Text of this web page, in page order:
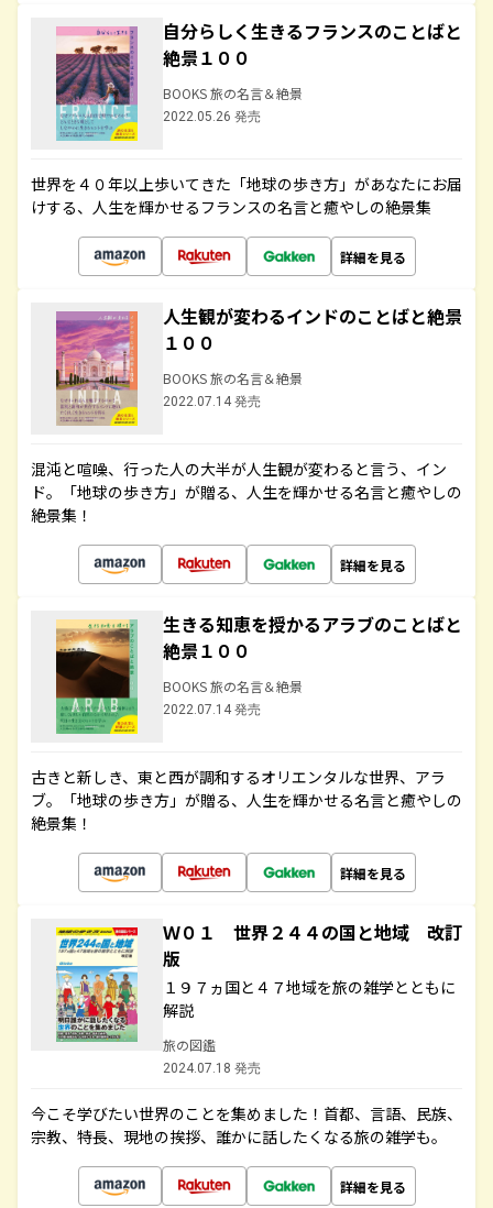
自分らしく生きるフランスのことばと
絶景１００
BOOKS 旅の名言＆絶景
2022.05.26 発売
世界を４０年以上歩いてきた「地球の歩き方」があなたにお届
けする、人生を輝かせるフランスの名言と癒やしの絶景集
詳細を見る
人生観が変わるインドのことばと絶景
１００
BOOKS 旅の名言＆絶景
2022.07.14 発売
混沌と喧噪、行った人の大半が人生観が変わると言う、イン
ド。「地球の歩き方」が贈る、人生を輝かせる名言と癒やしの
絶景集！
詳細を見る
生きる知恵を授かるアラブのことばと
絶景１００
BOOKS 旅の名言＆絶景
2022.07.14 発売
古きと新しき、東と西が調和するオリエンタルな世界、アラ
ブ。「地球の歩き方」が贈る、人生を輝かせる名言と癒やしの
絶景集！
詳細を見る
Ｗ０１ 世界２４４の国と地域 改訂
版
１９７ヵ国と４７地域を旅の雑学とともに
解説
旅の図鑑
2024.07.18 発売
今こそ学びたい世界のことを集めました！首都、言語、民族、
宗教、特長、現地の挨拶、誰かに話したくなる旅の雑学も。
詳細を見る